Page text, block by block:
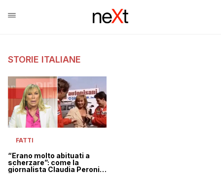
STORIE ITALIANE
FATTI
“Erano molto abituati a
scherzare”: come la
giornalista Claudia Peroni